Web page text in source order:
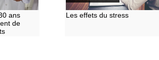
ans
de
Les effets du stress